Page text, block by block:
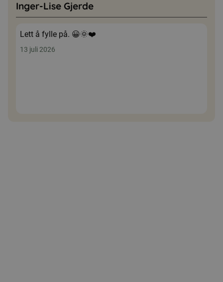
Inger-Lise Gjerde
Lett å fylle på. 😀🌞❤️
13 juli 2026